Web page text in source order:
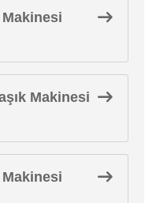
Makinesi